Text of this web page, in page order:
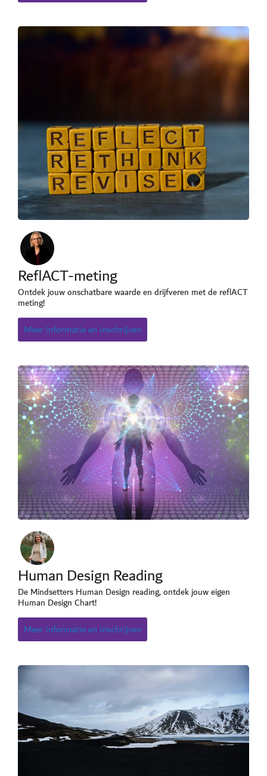
ReflACT-meting
Ontdek jouw onschatbare waarde en drijfveren met de reflACT
meting!
Meer informatie en inschrijven
Human Design Reading
De Mindsetters Human Design reading, ontdek jouw eigen
Human Design Chart!
Meer informatie en inschrijven